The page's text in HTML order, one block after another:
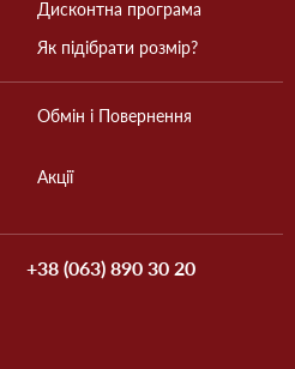
Дисконтна програма
Як підібрати розмір?
Обмін і Повернення
Акції
+38 (063) 890 30 20